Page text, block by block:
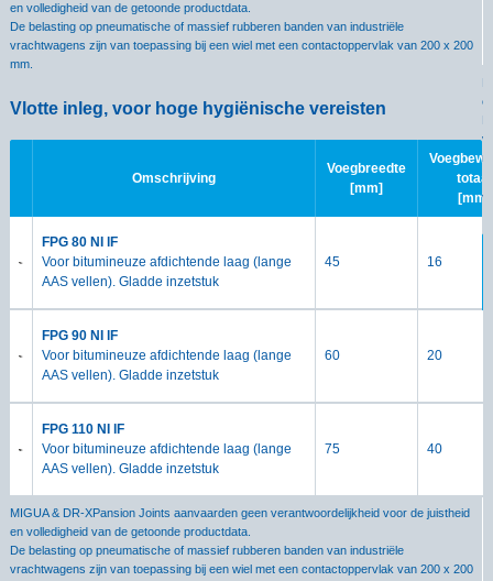
en volledigheid van de getoonde productdata.
De belasting op pneumatische of massief rubberen banden van industriële
vrachtwagens zijn van toepassing bij een wiel met een contactoppervlak van 200 x 200
mm.
Vlotte inleg, voor hoge hygiënische vereisten
Omschrijving
Voegbreedte
[mm]
totaal
[mm]
FPG 80 NI lF
Voor bitumineuze afdichtende laag (lange
AAS vellen). Gladde inzetstuk
45 16
FPG 90 NI lF
Voor bitumineuze afdichtende laag (lange
AAS vellen). Gladde inzetstuk
60 20
FPG 110 NI lF
Voor bitumineuze afdichtende laag (lange
AAS vellen). Gladde inzetstuk
75 40
MIGUA & DR-XPansion Joints aanvaarden geen verantwoordelijkheid voor de juistheid
en volledigheid van de getoonde productdata.
De belasting op pneumatische of massief rubberen banden van industriële
vrachtwagens zijn van toepassing bij een wiel met een contactoppervlak van 200 x 200